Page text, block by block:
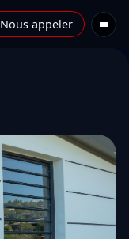
Nous appeler